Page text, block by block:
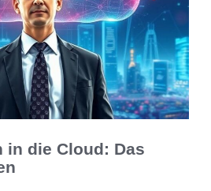
in die Cloud: Das